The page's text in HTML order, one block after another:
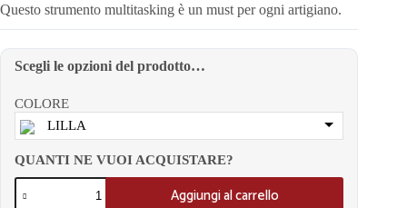
Questo strumento multitasking è un must per ogni artigiano.
Scegli le opzioni del prodotto…
COLORE
LILLA
QUANTI NE VUOI ACQUISTARE?
Aggiungi al carrello